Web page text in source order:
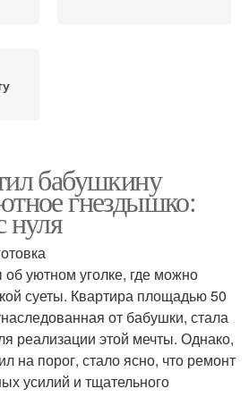
бабушкину
гнездышко:
нуля
уютном уголке, где можно
суеты. Квартира площадью 50
от бабушки, стала
реализации этой мечты. Однако,
на порог, стало ясно, что ремонт
усилий и тщательного